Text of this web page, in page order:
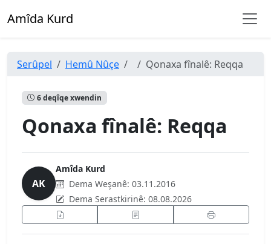
Amîda Kurd
Serûpel Hemû Nûçe Qonaxa fînalê: Reqqa
6 deqîqe xwendin
Qonaxa fînalê: Reqqa
AK
Amîda Kurd
Dema Weşanê: 03.11.2016
Dema Serastkirinê: 08.08.2026